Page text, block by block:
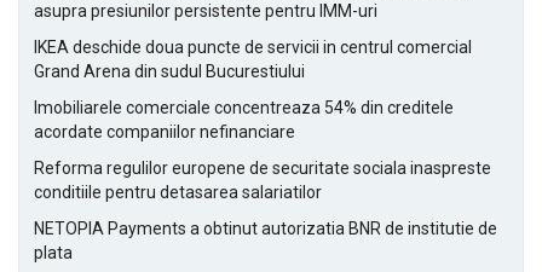
asupra presiunilor persistente pentru IMM-uri
IKEA deschide doua puncte de servicii in centrul comercial
Grand Arena din sudul Bucurestiului
Imobiliarele comerciale concentreaza 54% din creditele
acordate companiilor nefinanciare
Reforma regulilor europene de securitate sociala inaspreste
conditiile pentru detasarea salariatilor
NETOPIA Payments a obtinut autorizatia BNR de institutie de
plata